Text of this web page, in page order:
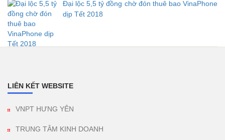
Đại lộc 5,5 tỷ đồng chờ đón thuê bao VinaPhone
dịp Tết 2018
LIÊN KẾT WEBSITE
VNPT HƯNG YÊN
TRUNG TÂM KINH DOANH